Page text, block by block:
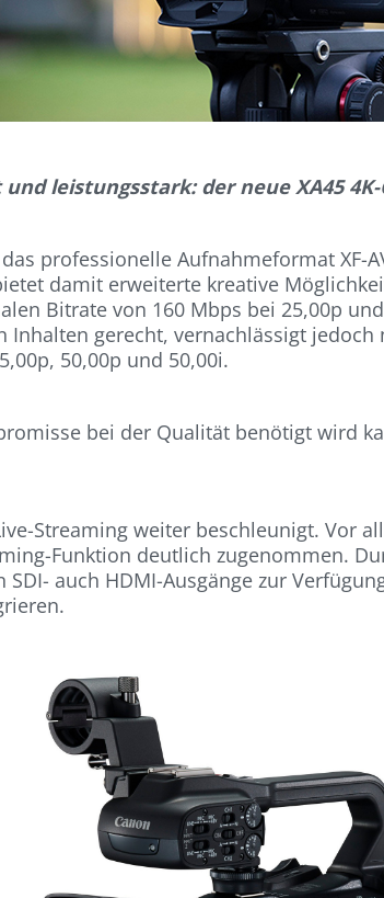
leistungsstark: der neue XA45
professionelle Aufnahmeformat
damit erweiterte kreative
Bitrate von 160 Mbps bei 25,00p
gerecht, vernachlässigt
50,00p und 50,00i.
bei der Qualität benötigt wird
Streaming weiter beschleunigt. Vor
Funktion deutlich zugenommen.
auch HDMI-Ausgänge zur